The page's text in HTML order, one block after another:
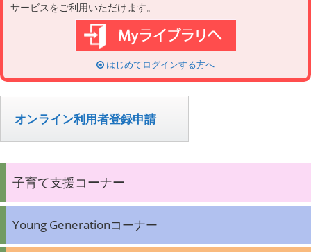
サービスをご利用いただけます。
はじめてログインする方へ
オンライン利用者登録申請
子育て支援コーナー
Young Generationコーナー